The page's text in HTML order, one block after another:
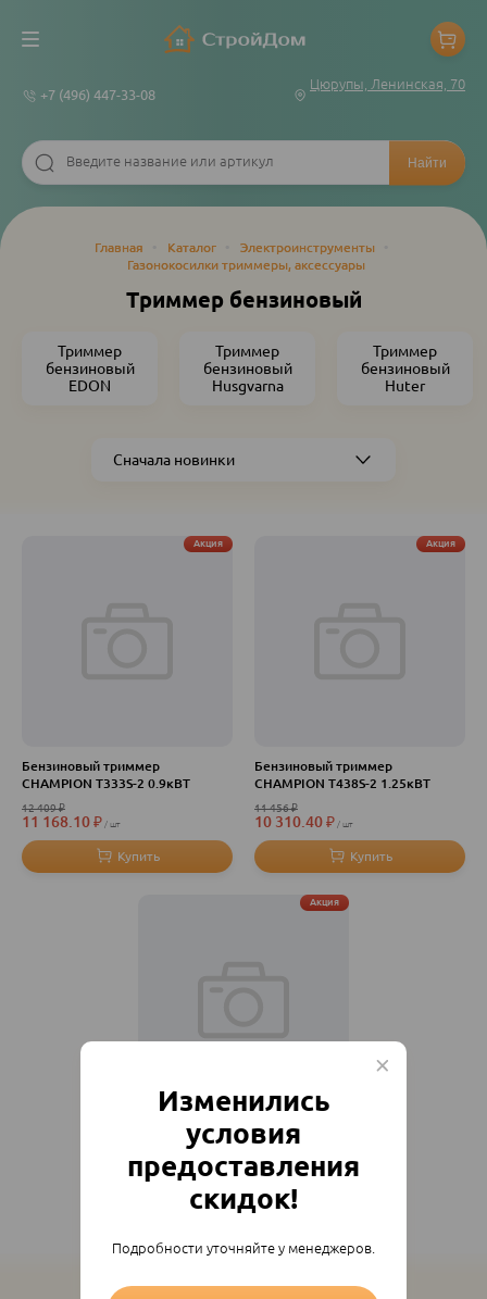
+7 (496) 447-33-08
Цюрупы, Ленинская, 70
Главная Каталог Электроинструменты
Газонокосилки триммеры, аксессуары
Триммер бензиновый
Триммер
бензиновый
EDON
Триммер
бензиновый
Husgvarna
Триммер
бензиновый
Huter
Акция
Бензиновый триммер
СHAMPION T333S-2 0.9кВТ
12 409₽
11 168.10₽ шт
Акция
Бензиновый триммер
CHAMPION T438S-2 1.25кВТ
11 456₽
10 310.40₽ шт
Акция
CHAMPION T433S-2 1.25кВТ
13 409₽
12 068.10₽
Изменились
условия
предоставления
скидок!
Подробности уточняйте у менеджеров.